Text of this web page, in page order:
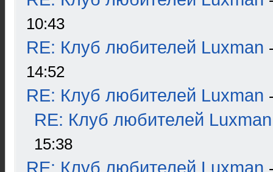
10:43
RE: Клуб любителей Luxman
14:52
RE: Клуб любителей Luxman
RE: Клуб любителей Luxman
15:38
RE: Клуб любителей Luxman